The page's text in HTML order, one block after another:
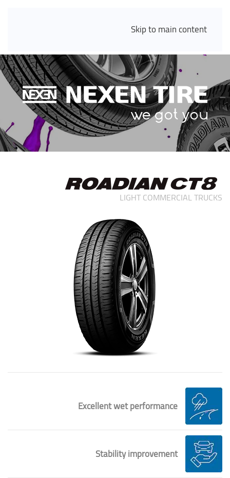
Skip to main content
LIGHT COMMERCIAL TRUCKS
Excellent wet performance
Stability improvement